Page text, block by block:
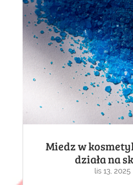
Miedz w
działa na
lis 13, 2025